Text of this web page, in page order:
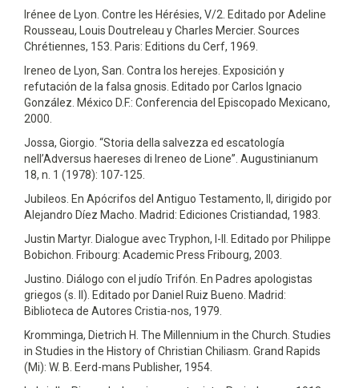
Irénee de Lyon. Contre les Hérésies, V/2. Editado por Adeline
Rousseau, Louis Doutreleau y Charles Mercier. Sources
Chrétiennes, 153. Paris: Editions du Cerf, 1969.
Ireneo de Lyon, San. Contra los herejes. Exposición y
refutación de la falsa gnosis. Editado por Carlos Ignacio
González. México D.F.: Conferencia del Episcopado Mexicano,
2000.
Jossa, Giorgio. “Storia della salvezza ed escatología
nell’Adversus haereses di Ireneo de Lione”. Augustinianum
18, n. 1 (1978): 107-125.
Jubileos. En Apócrifos del Antiguo Testamento, II, dirigido por
Alejandro Díez Macho. Madrid: Ediciones Cristiandad, 1983.
Justin Martyr. Dialogue avec Tryphon, I-II. Editado por Philippe
Bobichon. Fribourg: Academic Press Fribourg, 2003.
Justino. Diálogo con el judío Trifón. En Padres apologistas
griegos (s. II). Editado por Daniel Ruiz Bueno. Madrid:
Biblioteca de Autores Cristia-nos, 1979.
Kromminga, Dietrich H. The Millennium in the Church. Studies
in Studies in the History of Christian Chiliasm. Grand Rapids
(Mi): W. B. Eerd-mans Publisher, 1954.